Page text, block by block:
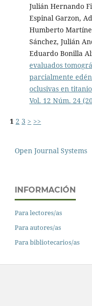
Julián Hernando
Espinal Garzon,
Humberto
Sánchez, Julián
Eduardo Bonilla
evaluados
parcialmente
oclusivas en titanio
Vol. 12 Núm. 24
1 2 3 > >>
Open Journal Systems
INFORMACIÓN
Para lectores/as
Para autores/as
Para bibliotecarios/as